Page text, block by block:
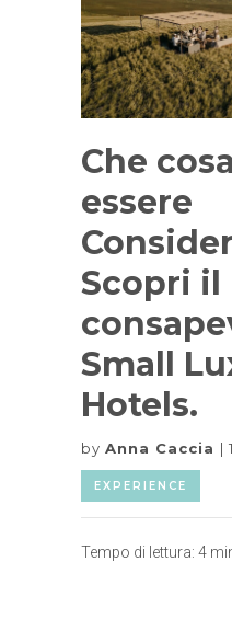
Che
essere
Scopri il
Small
Hotels.
by Anna Caccia
EXPERIENCE
Tempo di lettura: 4